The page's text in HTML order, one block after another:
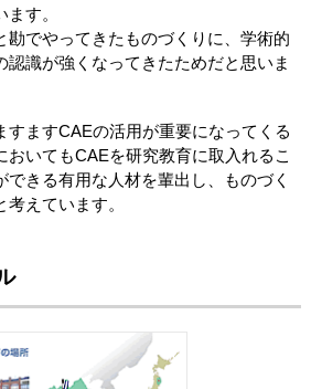
す。
勘でやってきたものづくりに、学術的
認識が強くなってきたためだと思いま
すますCAEの活用が重要になってくる
おいてもCAEを研究教育に取入れるこ
できる有用な人材を輩出し、ものづく
えています。